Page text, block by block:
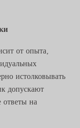
от опыта,
истолковывать
допускают
на